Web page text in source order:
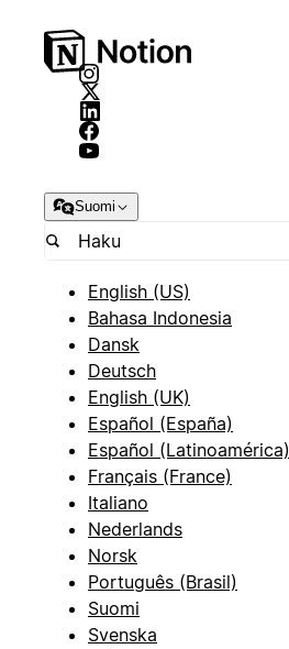
Suomi
English (US)
Bahasa Indonesia
Dansk
Deutsch
English (UK)
Español (España)
Español (Latinoamérica)
Français (France)
Italiano
Nederlands
Norsk
Português (Brasil)
Suomi
Svenska